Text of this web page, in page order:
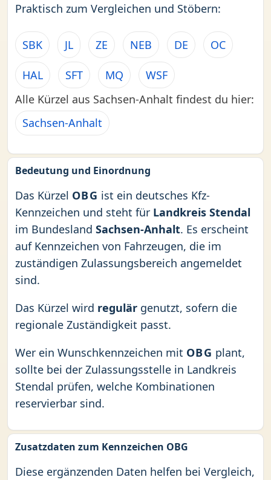
Praktisch zum Vergleichen und Stöbern:
SBK JL ZE NEB DE OC
HAL SFT MQ
WSF
Alle Kürzel aus Sachsen-Anhalt findest du hier:
Sachsen-Anhalt
Bedeutung und Einordnung
Das Kürzel OBG ist ein deutsches Kfz-
Kennzeichen und steht für Landkreis Stendal
im Bundesland Sachsen-Anhalt. Es erscheint
auf Kennzeichen von Fahrzeugen, die im
zuständigen Zulassungsbereich angemeldet
sind.
Das Kürzel wird regulär genutzt, sofern die
regionale Zuständigkeit passt.
Wer ein Wunschkennzeichen mit OBG plant,
sollte bei der Zulassungsstelle in Landkreis
Stendal prüfen, welche Kombinationen
reservierbar sind.
Zusatzdaten zum Kennzeichen OBG
Diese ergänzenden Daten helfen bei Vergleich,